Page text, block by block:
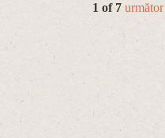
1 of 7 următor